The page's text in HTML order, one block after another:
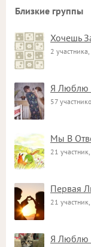
Близкие группы
Хочешь
2
Я Люблю
57
Мы В
21
Первая
21
Я Люблю